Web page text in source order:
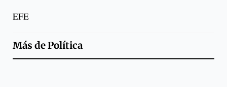
EFE
Más dePolítica